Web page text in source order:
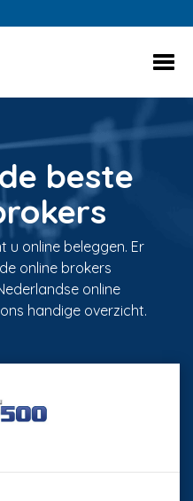
de beste
u online beleggen. Er
online brokers
online
handige overzicht.